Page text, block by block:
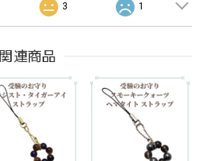
3 1
関連商品